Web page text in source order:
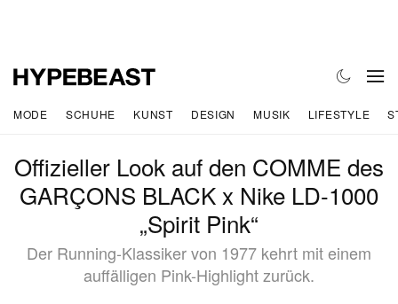
MODE SCHUHE KUNST DESIGN MUSIK LIFESTYLE
Offizieller Look auf den COMME des
GARÇONS BLACK x Nike LD-1000
„Spirit Pink“
Der Running-Klassiker von 1977 kehrt mit einem
auffälligen Pink-Highlight zurück.